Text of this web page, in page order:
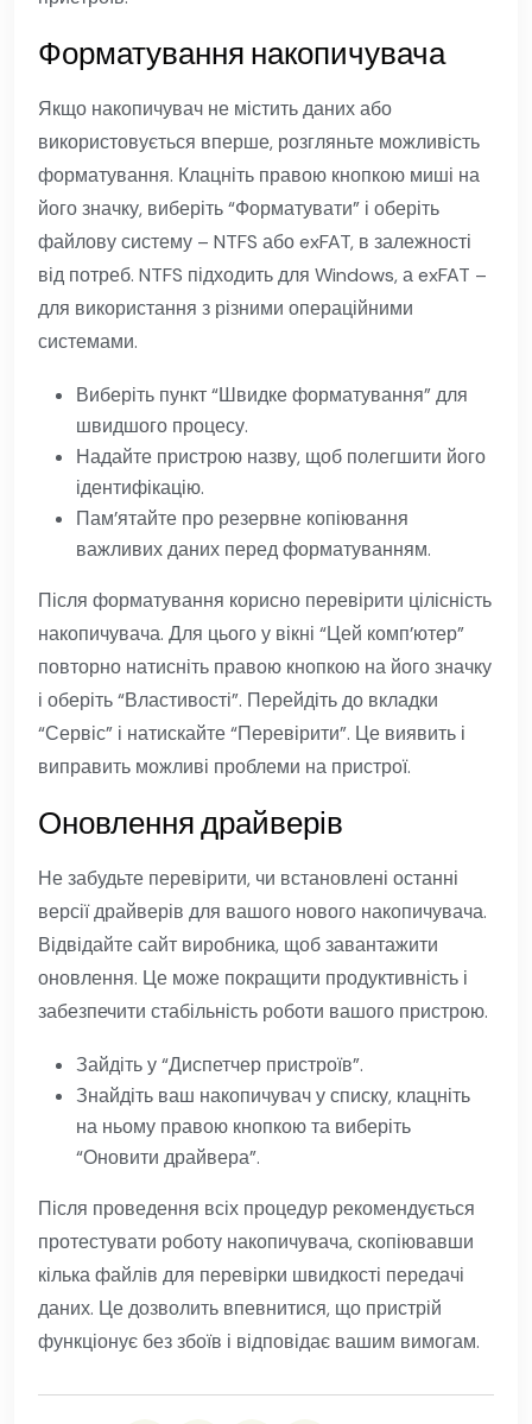
Форматування накопичувача
Якщо накопичувач не містить даних або
використовується вперше, розгляньте можливість
форматування. Клацніть правою кнопкою миші на
його значку, виберіть “Форматувати” і оберіть
файлову систему – NTFS або exFAT, в залежності
від потреб. NTFS підходить для Windows, а exFAT –
для використання з різними операційними
системами.
Виберіть пункт “Швидке форматування” для
швидшого процесу.
Надайте пристрою назву, щоб полегшити його
ідентифікацію.
Пам’ятайте про резервне копіювання
важливих даних перед форматуванням.
Після форматування корисно перевірити цілісність
накопичувача. Для цього у вікні “Цей комп’ютер”
повторно натисніть правою кнопкою на його значку
і оберіть “Властивості”. Перейдіть до вкладки
“Сервіс” і натискайте “Перевірити”. Це виявить і
виправить можливі проблеми на пристрої.
Оновлення драйверів
Не забудьте перевірити, чи встановлені останні
версії драйверів для вашого нового накопичувача.
Відвідайте сайт виробника, щоб завантажити
оновлення. Це може покращити продуктивність і
забезпечити стабільність роботи вашого пристрою.
Зайдіть у “Диспетчер пристроїв”.
Знайдіть ваш накопичувач у списку, клацніть
на ньому правою кнопкою та виберіть
“Оновити драйвера”.
Після проведення всіх процедур рекомендується
протестувати роботу накопичувача, скопіювавши
кілька файлів для перевірки швидкості передачі
даних. Це дозволить впевнитися, що пристрій
функціонує без збоїв і відповідає вашим вимогам.